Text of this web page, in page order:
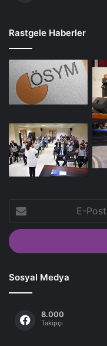
Rastgele Haberler
Posta
adresinizi
giriniz
Sosyal Medya
8.000
Takipçi